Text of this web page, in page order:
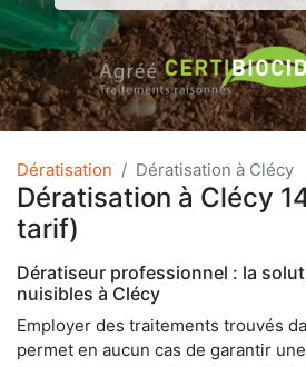
Dératisation Dératisation à Clécy
Dératisation à Clécy
tarif)
Dératiseur professionnel : la
nuisibles à Clécy
Employer des traitements trouvés
permet en aucun cas de garantir